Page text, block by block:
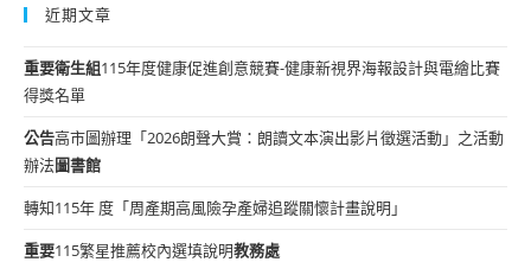
近期文章
重要衛生組115年度健康促進創意競賽-健康新視界海報設計與電繪比賽
得獎名單
公告高市圖辦理「2026朗聲大賞：朗讀文本演出影片徵選活動」之活動
辦法圖書館
轉知115年 度「周產期高風險孕產婦追蹤關懷計畫說明」
重要115繁星推薦校內選填說明教務處